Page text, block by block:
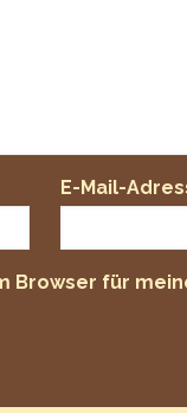
E-Mail-
Browser für